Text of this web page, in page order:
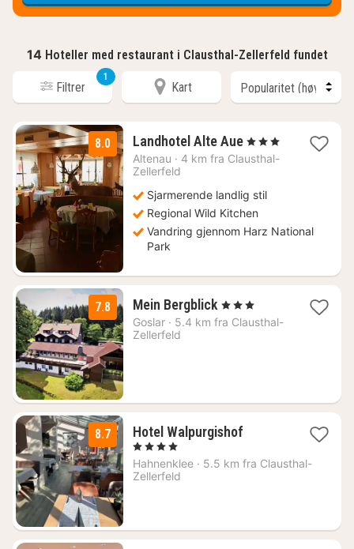
14 Hoteller med restaurant i Clausthal-Zellerfeld fundet
Filtrer
1
Kart
8.0 Landhotel Alte Aue3
netter
kr.
, 3 Stjerner
Altenau · 4 km fra Clausthal-
Zellerfeld
Sjarmerende landlig stil
Regional Wild Kitchen
Vandring gjennom Harz National
Park
7.8 Mein Bergblick 3
netter
, 3 Stjerner
Goslar · 5.4 km fra Clausthal-
Zellerfeld
8.7 Hotel Walpurgishof2
fra
, 4 Stjerner
Hahnenklee · 5.5 km fra Clausthal-
Zellerfeld